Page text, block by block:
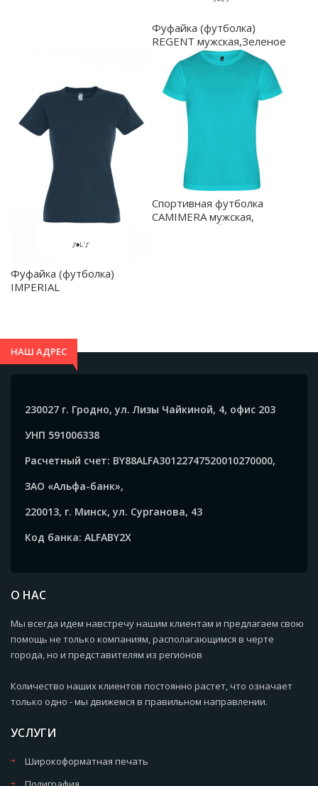
Фуфайка (футболка)
REGENT мужская,Зеленое
яблоко XXL -
11380.280/XXL
Фуфайка (футболка)
IMPERIAL
Спортивная футболка
CAMIMERA мужская,
БИРЮЗОВЫЙ XL -
НАШ АДРЕС
230027 г. Гродно, ул. Лизы Чайкиной, 4, офис 203
УНП 591006338
Расчетный счет: BY88ALFA30122747520010270000,
ЗАО «Альфа-банк»,
220013, г. Минск, ул. Сурганова, 43
Код банка: ALFABY2X
О НАС
Мы всегда идем навстречу нашим клиентам и предлагаем свою
помощь не только компаниям, располагающимся в черте
города, но и представителям из регионов
Количество наших клиентов постоянно растет, что означает
только одно - мы движемся в правильном направлении.
УСЛУГИ
Широкоформатная печать